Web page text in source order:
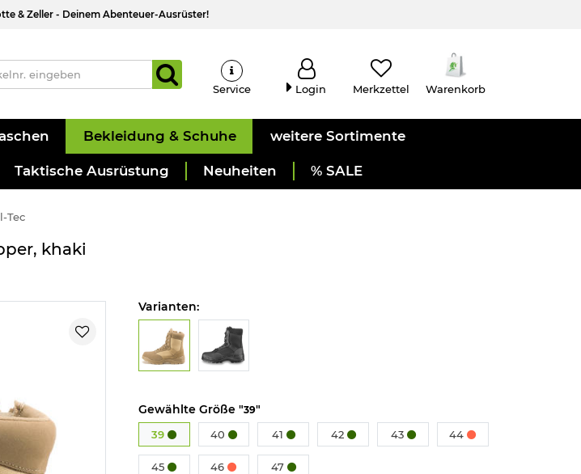
& Zeller - Deinem Abenteuer-Ausrüster!
Service Login Merkzettel Warenkorb
Bekleidung & Schuhe weitere Sortimente
Taktische Ausrüstung Neuheiten % SALE
Tec
khaki
Varianten:
Gewählte Größe "39"
39 40 41 42 43 44
45 46 47